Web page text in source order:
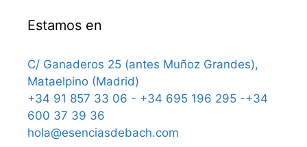
Estamos en
C/ Ganaderos 25 (antes Muñoz Grandes),
Mataelpino (Madrid)
+34 91 857 33 06 - +34 695 196 295 -+34
600 37 39 36
hola@esenciasdebach.com